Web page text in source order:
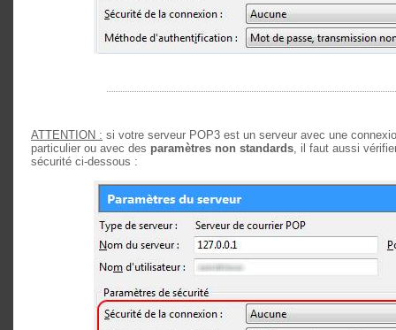
ATTENTION : si votre serveur POP3 est un serveur avec une
particulier ou avec des paramètres non standards, il faut aussi
sécurité ci-dessous :